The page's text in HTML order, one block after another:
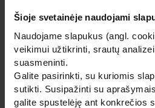
Šioje svetainėje naudojami
Naudojame slapukus (angl.
veikimui užtikrinti, srautų
suasmeninti.
Galite pasirinkti, su kuriomis
sutikti. Susipažinti su
galite spustelėję ant konkrečios
SICIS mozaikos spindi dykumos
projektas Saudo Arabijoje